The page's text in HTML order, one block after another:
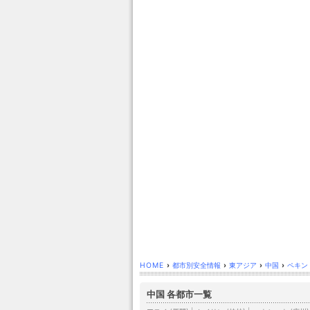
HOME › 都市別安全情報 › 東アジア › 中国 › ペキン
中国 各都市一覧